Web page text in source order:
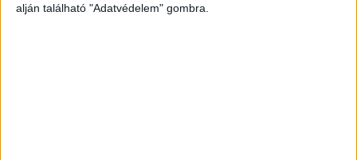
alján található "Adatvédelem" gombra.
hivatalos körözési adatokat ide kattintva éred el.